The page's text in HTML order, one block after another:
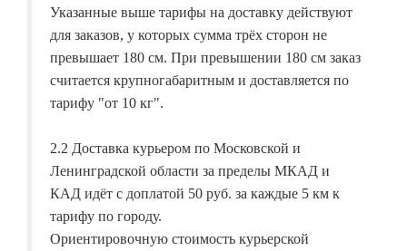
Указанные выше тарифы на доставку действуют
для заказов, у которых сумма трёх сторон не
превышает 180 см. При превышении 180 см заказ
считается крупногабаритным и доставляется по
тарифу "от 10 кг".
2.2 Доставка курьером по Московской и
Ленинградской области за пределы МКАД и
КАД идёт с доплатой 50 руб. за каждые 5 км к
тарифу по городу.
Ориентировочную стоимость курьерской